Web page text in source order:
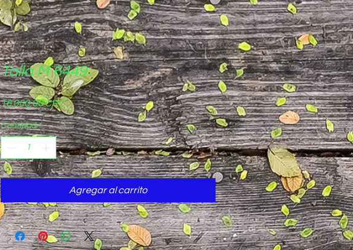
Talla M 6449
16.000,00 CRCPrecio
Cantidad *
Agregar al carrito